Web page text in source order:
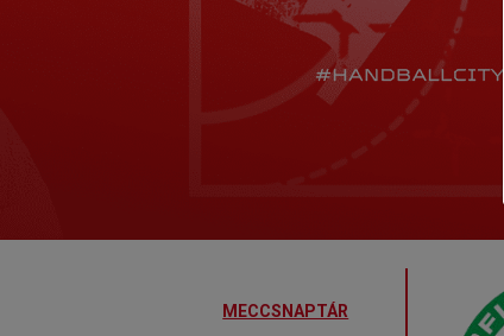
MECCSNAPTÁR